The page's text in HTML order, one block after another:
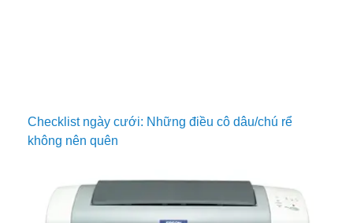
Checklist ngày cưới: Những điều cô dâu/chú rể
không nên quên